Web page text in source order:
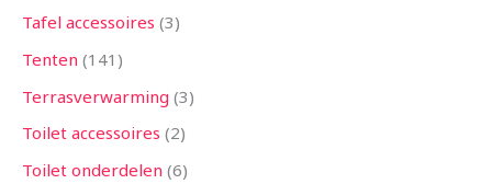
Tafel accessoires 3
Tenten 141
Terrasverwarming 3
Toilet accessoires 2
Toilet onderdelen 6